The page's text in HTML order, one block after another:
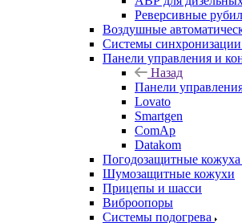
Реверсивные
Воздушные
Системы
Панели управления и
Назад
Панели
Lovato
Smartgen
ComAp
Datakom
Погодозащитные
Шумозащитные кожухи
Прицепы и шасси
Виброопоры
Системы подогрева